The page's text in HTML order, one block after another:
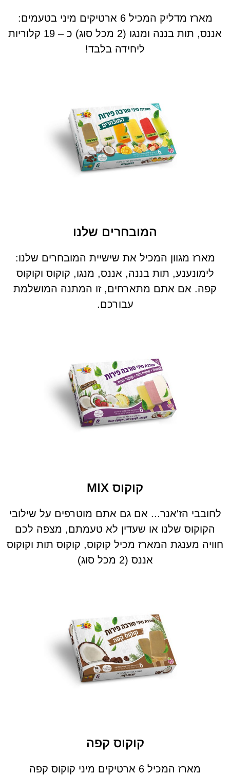
מארז מדליק המכיל 6 ארטיקים מיני בטעמים:
אננס, תות בננה ומנגו (2 מכל סוג) כ – 19 קלוריות
ליחידה בלבד!
המובחרים שלנו
מארז מגוון המכיל את שישיית המובחרים שלנו:
לימונענע, תות בננה, אננס, מנגו, קוקוס וקוקוס
קפה. אם אתם מתארחים, זו המתנה המושלמת
עבורכם.
קוקוס MIX
לחובבי הז'אנר... אם גם אתם מוטרפים על שילובי
הקוקוס שלנו או שעדין לא טעמתם, מצפה לכם
חוויה מענגת המארז מכיל קוקוס, קוקוס תות וקוקוס
אננס (2 מכל סוג)
קוקוס קפה
מארז המכיל 6 ארטיקים מיני קוקוס קפה